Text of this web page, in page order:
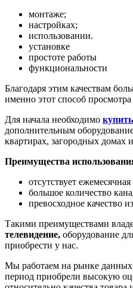
монтаже;
настройках;
использовании.
установке
простоте работы
функциональности
Благодаря этим качествам
именно этот способ просмотра
Для начала необходимо
дополнительным
квартирах, загородных домах
Преимущества
отсутствует
большое количество
превосходное качество
Такими преимуществами
телевидение, оборудование
приобрести у нас.
Мы работаем на рынке данных
период приобрели высокую